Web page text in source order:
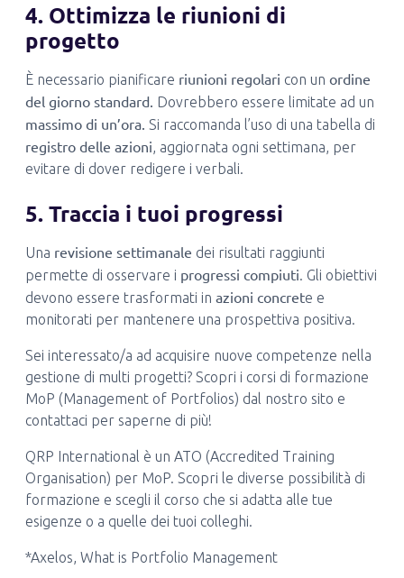
4. Ottimizza le riunioni di
progetto
È necessario pianificare riunioni regolari con un ordine
del giorno standard. Dovrebbero essere limitate ad un
massimo di un’ora. Si raccomanda l’uso di una tabella di
registro delle azioni, aggiornata ogni settimana, per
evitare di dover redigere i verbali.
5. Traccia i tuoi progressi
Una revisione settimanale dei risultati raggiunti
permette di osservare i progressi compiuti. Gli obiettivi
devono essere trasformati in azioni concrete e
monitorati per mantenere una prospettiva positiva.
Sei interessato/a ad acquisire nuove competenze nella
gestione di multi progetti? Scopri i corsi di formazione
MoP (Management of Portfolios) dal nostro sito e
contattaci per saperne di più!
QRP International è un ATO (Accredited Training
Organisation) per MoP. Scopri le diverse possibilità di
formazione e scegli il corso che si adatta alle tue
esigenze o a quelle dei tuoi colleghi.
*Axelos, What is Portfolio Management